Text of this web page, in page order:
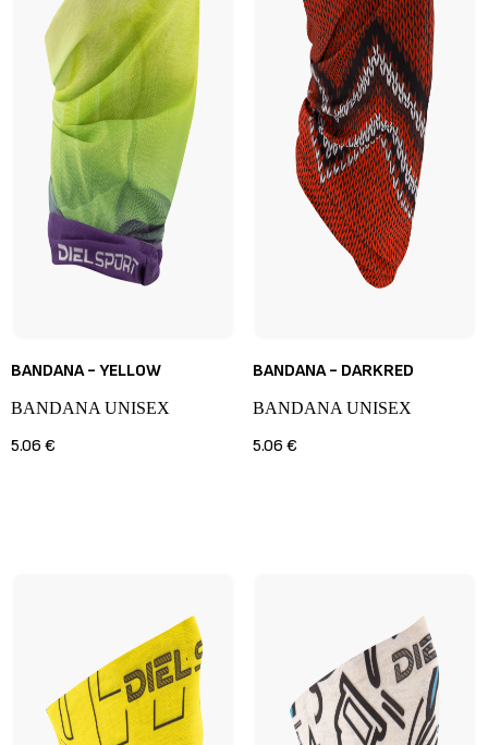
BANDANA - YELLOW
BANDANA UNISEX
5.06 €
BANDANA - DARKRED
BANDANA UNISEX
5.06 €